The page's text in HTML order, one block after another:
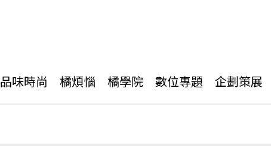
品味時尚 橘煩惱 橘學院 數位專題 企劃策展